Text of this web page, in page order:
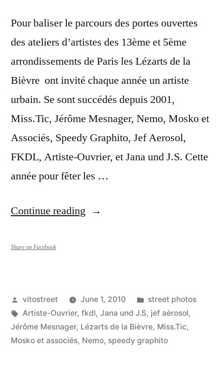
Philippe
Baudelocque”
Pour baliser le parcours des portes ouvertes
des ateliers d’artistes des 13ème et 5ème
arrondissements de Paris les Lézarts de la
Bièvre ont invité chaque année un artiste
urbain. Se sont succédés depuis 2001,
Miss.Tic, Jérôme Mesnager, Nemo, Mosko et
Associés, Speedy Graphito, Jef Aerosol,
FKDL, Artiste-Ouvrier, et Jana und J.S. Cette
année pour fêter les …
Continue reading “Lézarts
Share on Facebook
Posted
by
vitostreet June 1, 2010
Posted
in
street photos
Tags:
Artiste-Ouvrier, fkdl, Jana und J.S, jef aérosol,
Jérôme Mesnager, Lézarts de la Bièvre, Miss.Tic,
Mosko et associés, Nemo, speedy graphito